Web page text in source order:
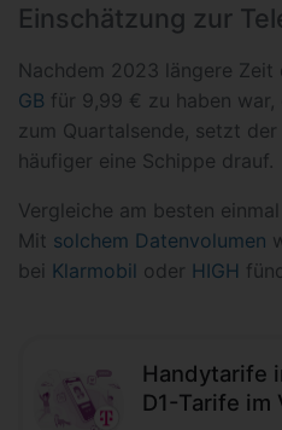
Einschätzung zur
Nachdem 2023 längere Zeit
GB für 9,99 € zu haben
zum Quartalsende, setzt
häufiger eine Schippe drauf.
Vergleiche am besten
Mit solchem Datenvolumen
bei Klarmobil oder HIGH
Handytarife
D1-Tarife im